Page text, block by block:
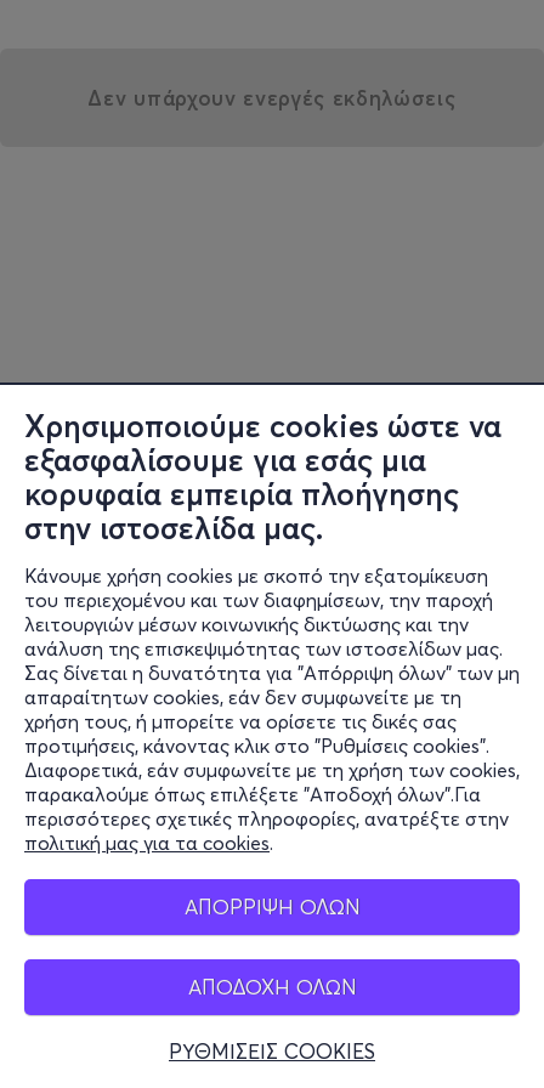
Χρησιμοποιούμε cookies ώστε να
εξασφαλίσουμε για εσάς μια
κορυφαία εμπειρία πλοήγησης
στην ιστοσελίδα μας.
Κάνουμε χρήση cookies με σκοπό την εξατομίκευση
του περιεχομένου και των διαφημίσεων, την παροχή
λειτουργιών μέσων κοινωνικής δικτύωσης και την
ανάλυση της επισκεψιμότητας των ιστοσελίδων μας.
Σας δίνεται η δυνατότητα για "Απόρριψη όλων" των μη
απαραίτητων cookies, εάν δεν συμφωνείτε με τη
χρήση τους, ή μπορείτε να ορίσετε τις δικές σας
προτιμήσεις, κάνοντας κλικ στο "Ρυθμίσεις cookies".
Διαφορετικά, εάν συμφωνείτε με τη χρήση των cookies,
παρακαλούμε όπως επιλέξετε "Αποδοχή όλων".Για
περισσότερες σχετικές πληροφορίες, ανατρέξτε στην
πολιτική μας για τα cookies.
ΑΠΟΡΡΙΨΗ ΟΛΩΝ
ΑΠΟΔΟΧΗ ΟΛΩΝ
ΡΥΘΜΙΣΕΙΣ COOKIES
Δεν υπάρχουν ενεργές εκδηλώσεις